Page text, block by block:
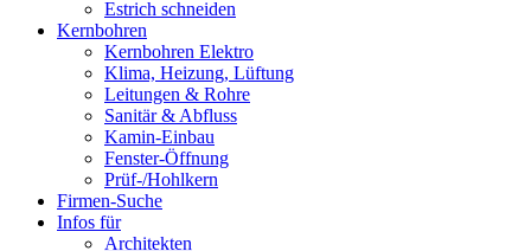
Estrich schneiden
Kernbohren
Kernbohren Elektro
Klima, Heizung, Lüftung
Leitungen & Rohre
Sanitär & Abfluss
Kamin-Einbau
Fenster-Öffnung
Prüf-/Hohlkern
Firmen-Suche
Infos für
Architekten